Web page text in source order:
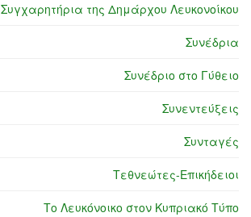
Συγχαρητήρια της Δημάρχου Λευκονοίκου
Συνέδρια
Συνέδριο στο Γύθειο
Συνεντεύξεις
Συνταγές
Τεθνεώτες-Επικήδειοι
Το Λευκόνοικο στον Κυπριακό Τύπο